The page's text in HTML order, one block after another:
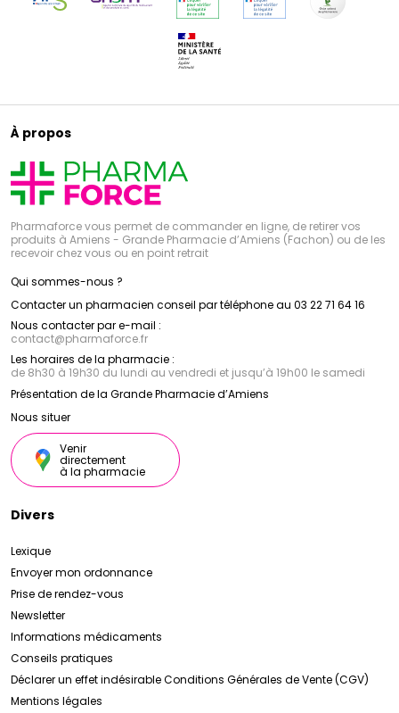
À propos
Pharmaforce vous permet de commander en ligne, de retirer vos
produits à Amiens - Grande Pharmacie d’Amiens (Fachon) ou de les
recevoir chez vous ou en point retrait
Qui sommes-nous ?
Contacter un pharmacien conseil par téléphone au 03 22 71 64 16
Nous contacter par e-mail :
contact@pharmaforce.fr
Les horaires de la pharmacie :
de 8h30 à 19h30 du lundi au vendredi et jusqu’à 19h00 le samedi
Présentation de la Grande Pharmacie d’Amiens
Nous situer
Venir
directement
à la pharmacie
Divers
Lexique
Envoyer mon ordonnance
Prise de rendez-vous
Newsletter
Informations médicaments
Conseils pratiques
Déclarer un effet indésirableConditions Générales de Vente (CGV)
Mentions légales